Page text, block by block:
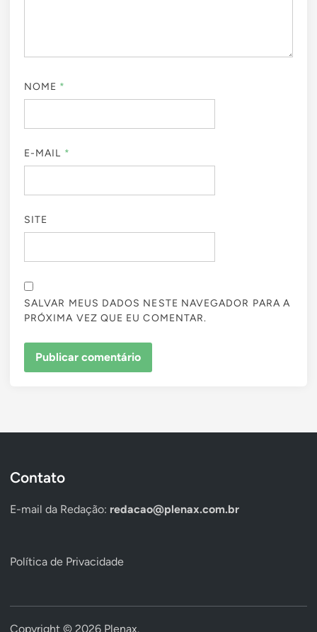
NOME *
E-MAIL *
SITE
SALVAR MEUS DADOS NESTE NAVEGADOR PARA A
PRÓXIMA VEZ QUE EU COMENTAR.
Contato
E-mail da Redação: redacao@plenax.com.br
Política de Privacidade
Copyright © 2026 Plenax.